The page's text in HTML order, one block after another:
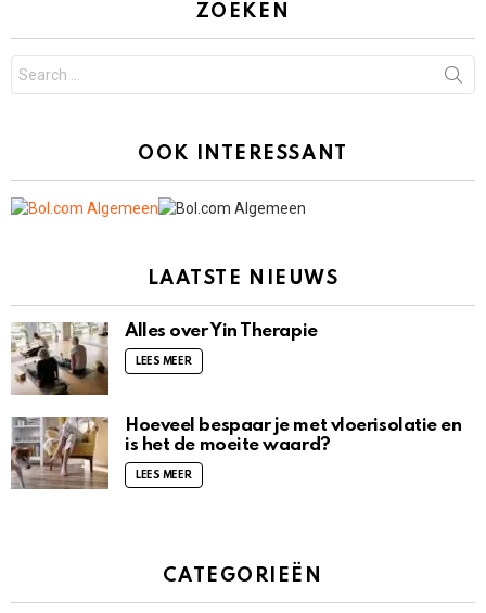
ZOEKEN
for:
OOK INTERESSANT
LAATSTE NIEUWS
Alles over Yin Therapie
LEES MEER
Hoeveel bespaar je met vloerisolatie en
is het de moeite waard?
LEES MEER
CATEGORIEËN